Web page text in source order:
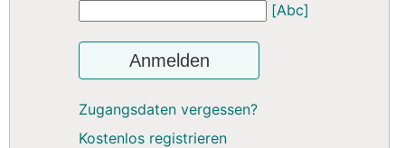
[Abc]
Anmelden
Zugangsdaten vergessen?
Kostenlos registrieren